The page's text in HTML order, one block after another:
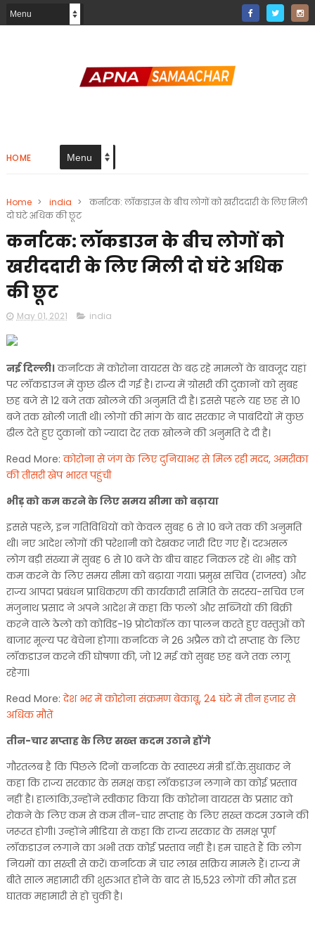
HOME
Home > india >
कर्नाटक: लॉकडाउन के बीच लोगों को खरीददारी के लिए मिली
दो घंटे अधिक की छूट
कर्नाटक: लॉकडाउन के बीच लोगों को
खरीददारी के लिए मिली दो घंटे अधिक
की छूट
May 01, 2021 india
नई दिल्ली।कर्नाटक में कोरोना वायरस के बढ़ रहे मामलों के बावजूद यहां
पर लॉकडाउन में कुछ ढील दी गई है। राज्य में ग्रोसरी की दुकानों को सुबह
छह बजे से 12 बजे तक खोलने की अनुमति दी है। इससे पहले यह छह से 10
बजे तक खोली जाती थी। लोगों की मांग के बाद सरकार ने पाबंदियों में कुछ
ढील देते हुए दुकानों को ज्यादा देर तक खोलने की अनुमति दे दी है।
Read More:कोरोना से जंग के लिए दुनियाभर से मिल रही मदद, अमरीका
की तीसरी खेप भारत पहुंची
भीड़ को कम करने के लिए समय सीमा को बढ़ाया
इससे पहले, इन गतिविधियों को केवल सुबह 6 से 10 बजे तक की अनुमति
थी। नए आदेश लोगों की परेशानी को देखकर जारी दिए गए हैं। दरअसल
लोग बड़ी संख्या में सुबह 6 से 10 बजे के बीच बाहर निकल रहे थे। भीड़ को
कम करने के लिए समय सीमा को बढ़ाया गया। प्रमुख सचिव (राजस्व) और
राज्य आपदा प्रबंधन प्राधिकरण की कार्यकारी समिति के सदस्य-सचिव एन
मंजुनाथ प्रसाद ने अपने आदेश में कहा कि फलों और सब्जियों की बिक्री
करने वाले ठेलो को कोविड-19 प्रोटोकॉल का पालन करते हुए वस्तुओं को
बाजार मूल्य पर बेचेना होगा। कर्नाटक ने 26 अप्रैल को दो सप्ताह के लिए
लॉकडाउन करने की घोषणा की, जो 12 मई को सुबह छह बजे तक लागू
रहेगा।
Read More:देश भर में कोरोना संक्रमण बेकाबू, 24 घंटे में तीन हजार से
अधिक मौतें
तीन-चार सप्ताह के लिए सख्त कदम उठाने होंगे
गौरतलब है कि पिछले दिनों कर्नाटक के स्वास्थ्य मंत्री डॉ.के.सुधाकर ने
कहा कि राज्य सरकार के समक्ष कड़ा लॉकडाउन लगाने का कोई प्रस्ताव
नहीं है। हालांकि,उन्होंने स्वीकार किया कि कोरोना वायरस के प्रसार को
रोकने के लिए कम से कम तीन-चार सप्ताह के लिए सख्त कदम उठाने की
जरूरत होगी। उन्होंने मीडिया से कहा कि राज्य सरकार के समक्ष पूर्ण
लॉकडाउन लगाने का अभी तक कोई प्रस्ताव नहीं है। हम चाहते हैं कि लोग
नियमों का सख्ती से करें। कर्नाटक में चार लाख सक्रिय मामले हैं। राज्य में
बीते साल महामारी की शुरुआत होने के बाद से 15,523 लोगों की मौत इस
घातक महामारी से हो चुकी है।